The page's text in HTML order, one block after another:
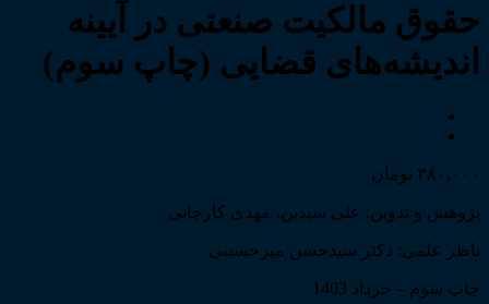
حقوق مالکیت صنعتی در آیینه
اندیشه‌های قضایی (چاپ سوم)
۳۸۰,۰۰۰ تومان
پژوهش و تدوین: علی سیدین، مهدی کارچانی
ناظر علمی: دکتر سیدحسن میرحسینی
چاپ سوم – خرداد 1403